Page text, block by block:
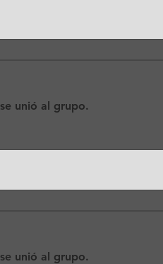
se unió al grupo.
se unió al grupo.